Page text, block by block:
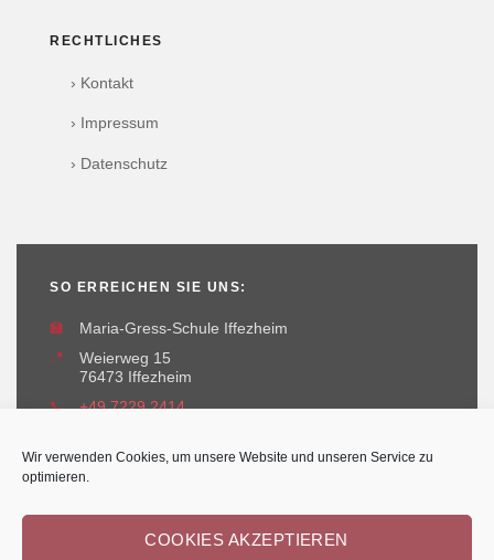
Wir verwenden Cookies, um unsere Website und unseren Service zu
optimieren.
COOKIES AKZEPTIEREN
RECHTLICHES
› Kontakt
› Impressum
› Datenschutz
SO ERREICHEN SIE UNS:
🏫
Maria-Gress-Schule Iffezheim
📍
Weierweg 15
76473 Iffezheim
📞
+49 7229 2414